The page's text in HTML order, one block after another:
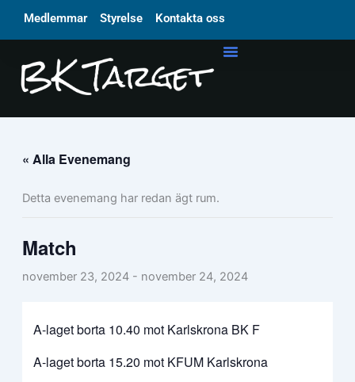
Medlemmar Styrelse Kontakta oss
« Alla Evenemang
Detta evenemang har redan ägt rum.
Match
november 23, 2024- november 24, 2024
A-laget borta 10.40 mot Karlskrona BK F
A-laget borta 15.20 mot KFUM Karlskrona